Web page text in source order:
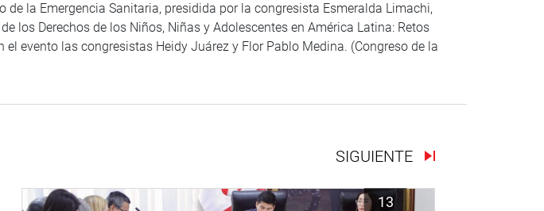
la Emergencia Sanitaria, presidida por la congresista Esmeralda Limachi,
los Derechos de los Niños, Niñas y Adolescentes en América Latina: Retos
evento las congresistas Heidy Juárez y Flor Pablo Medina. (Congreso de la
SIGUIENTE
13